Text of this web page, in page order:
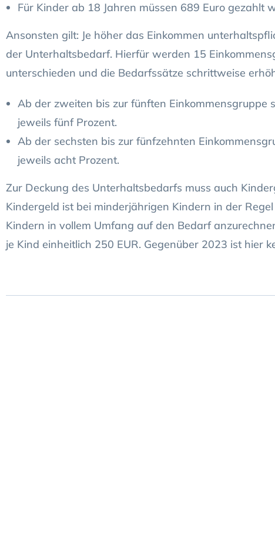
Für Kinder ab 18 Jahren müssen 689 Euro gezahlt
Ansonsten gilt: Je höher das Einkommen
der Unterhaltsbedarf. Hierfür werden 15
unterschieden und die Bedarfssätze schrittweise
Ab der zweiten bis zur fünften Einkommensgruppe
jeweils fünf Prozent.
Ab der sechsten bis zur fünfzehnten
jeweils acht Prozent.
Zur Deckung des Unterhaltsbedarfs muss auch
Kindergeld ist bei minderjährigen Kindern in der
Kindern in vollem Umfang auf den Bedarf
je Kind einheitlich 250 EUR. Gegenüber 2023 ist hier